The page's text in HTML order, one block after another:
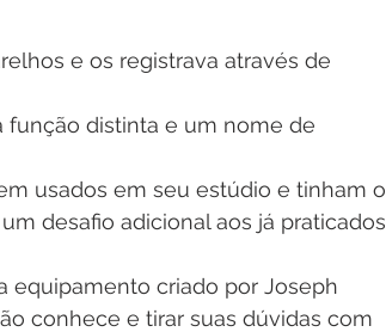
e os registrava através de
função distinta e um nome de
usados em seu estúdio e tinham o
desafio adicional aos já praticados
equipamento criado por Joseph
conhece e tirar suas dúvidas com